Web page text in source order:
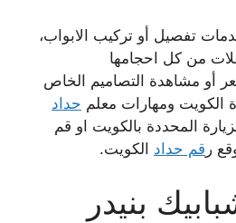
تفصيل أو تركيب الابواب،
من كل احجامها
مشاهدة التصاميم الخاص
ومهارات معلم حداد
المحددة بالكويت او قم
ر قم حداد الكويت.
بنيدر